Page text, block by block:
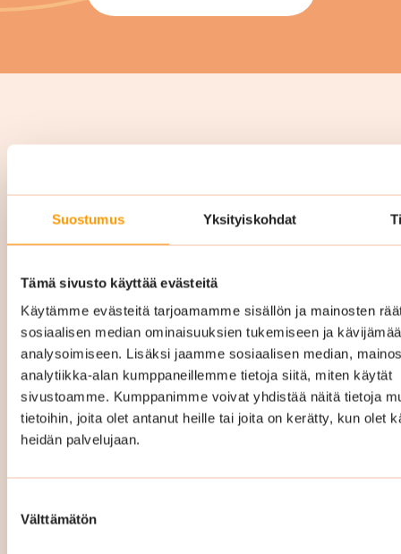
Suostumus Yksityiskohdat
Tämä sivusto käyttää evästeitä
Käytämme evästeitä tarjoamamme sisällön ja mainosten
sosiaalisen median ominaisuuksien tukemiseen ja
analysoimiseen. Lisäksi jaamme sosiaalisen median,
analytiikka-alan kumppaneillemme tietoja siitä, miten käytät
sivustoamme. Kumppanimme voivat yhdistää näitä tietoja
tietoihin, joita olet antanut heille tai joita on kerätty, kun olet
heidän palvelujaan.
valinta
Välttämätön
Yrityssiivous Helsinki hinta
riippuen mm. siivottavan kohteen pinta-alasta,
siivouskertojen määrästä ja millainen
palvelukokonaisuus teille räätälöidään. Hintaan
sisältyy kaikki tarvittavat siivousvälineet ja -
aineet.
Räätälöimme täysin teidän tarpeitanne ja
määräytyy sitten sen mukaan. Hintamme ovat